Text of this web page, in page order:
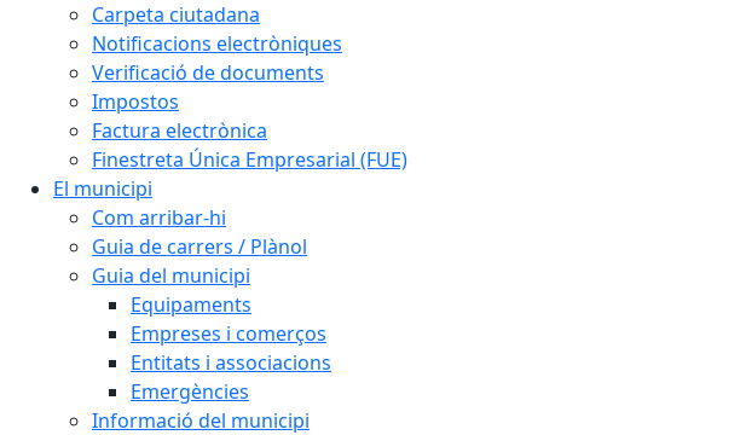
Carpeta ciutadana
Notificacions electròniques
Verificació de documents
Impostos
Factura electrònica
Finestreta Única Empresarial (FUE)
El municipi
Com arribar-hi
Guia de carrers / Plànol
Guia del municipi
Equipaments
Empreses i comerços
Entitats i associacions
Emergències
Informació del municipi